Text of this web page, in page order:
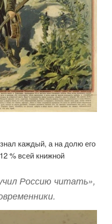
каждый, а на долю его
% всей книжной
Россию читать»,